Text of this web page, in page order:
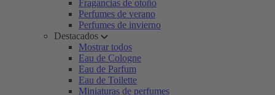
Fragancias de otoño
Perfumes de verano
Perfumes de invierno
Destacados
Mostrar todos
Eau de Cologne
Eau de Parfum
Eau de Toilette
Miniaturas de perfumes